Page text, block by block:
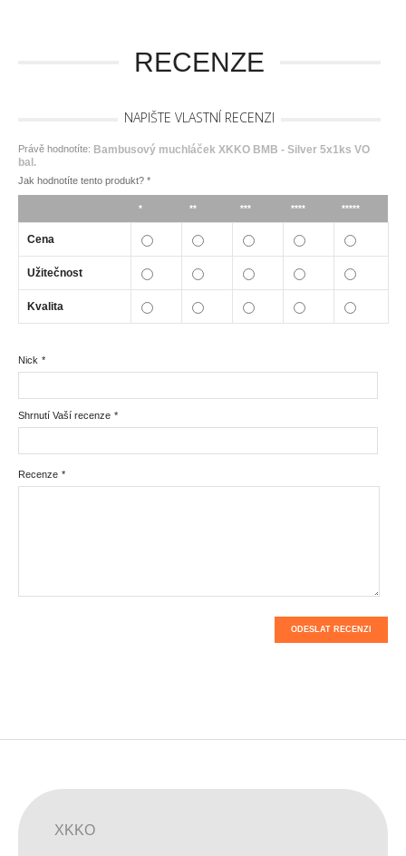
RECENZE
NAPIŠTE VLASTNÍ RECENZI
Právě hodnotíte: Bambusový muchláček XKKO BMB - Silver 5x1ks VO
bal.
Jak hodnotíte tento produkt? *
* ** *** **** *****
Cena
Užitečnost
Kvalita
*
Nick
*
Shrnutí Vaší recenze
*
Recenze
ODESLAT RECENZI
XKKO